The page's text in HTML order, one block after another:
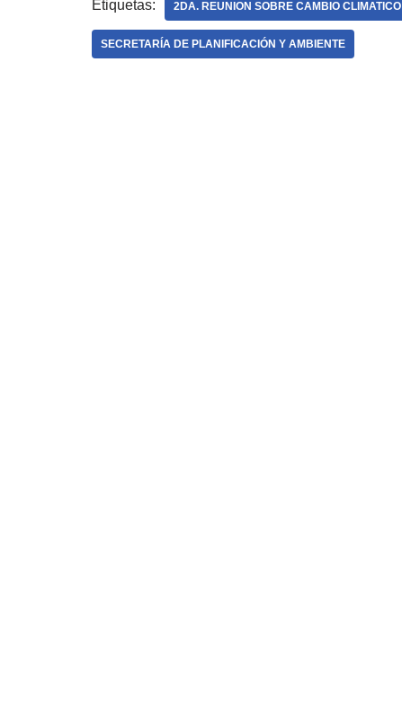
Etiquetas: 2DA. REUNION SOBRE CAMBIO CLIMATICO
SECRETARÍA DE PLANIFICACIÓN Y AMBIENTE